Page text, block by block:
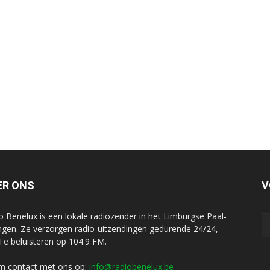
ONS
Benelux is een lokale radiozender in het Limburgse Paal-
Ze verzorgen radio-uitzendingen gedurende 24/24,
beluisteren op 104.9 FM.
contact met ons op: info@radiobenelux.be